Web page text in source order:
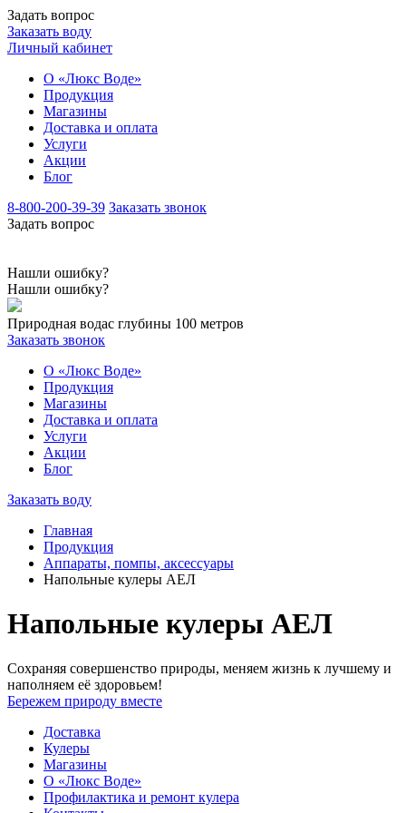
Задать вопрос
Заказать воду
Личный кабинет
О «Люкс Воде»
Продукция
Магазины
Доставка и оплата
Услуги
Акции
Блог
8-800-200-39-39 Заказать звонок
Задать вопрос
Нашли ошибку?
Нашли ошибку?
Природная водас глубины 100 метров
Заказать звонок
О «Люкс Воде»
Продукция
Магазины
Доставка и оплата
Услуги
Акции
Блог
Заказать воду
Главная
Продукция
Аппараты, помпы, аксессуары
Напольные кулеры АЕЛ
Напольные кулеры АЕЛ
Сохраняя совершенство природы, меняем жизнь к лучшему и
наполняем её здоровьем!
Бережем природу вместе
Доставка
Кулеры
Магазины
О «Люкс Воде»
Профилактика и ремонт кулера